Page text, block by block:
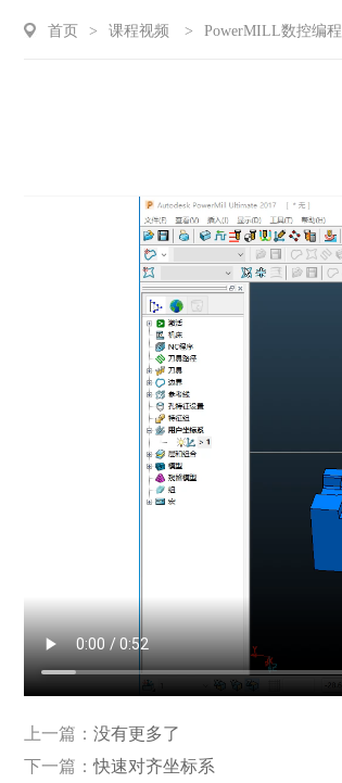
首页 > 课程视频 > PowerMILL数控编程
上一篇： 没有更多了
下一篇：快速对齐坐标系